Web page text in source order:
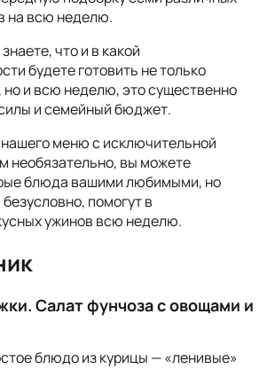
на всю неделю.
что и в какой
будете готовить не только
но и всю неделю, это существенно
и семейный бюджет.
меню с исключительной
необязательно, вы можете
блюда вашими любимыми, но
помогут в
ужинов всю неделю.
Салат фунчоза с овощами и
блюдо из курицы — «ленивые»